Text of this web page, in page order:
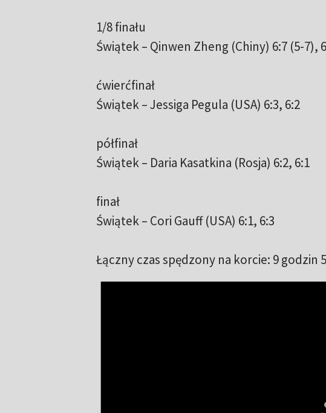
1/8 finału
Świątek – Qinwen Zheng (Chiny) 6:7 (5-7),
ćwierćfinał
Świątek – Jessiga Pegula (USA) 6:3, 6:2
półfinał
Świątek – Daria Kasatkina (Rosja) 6:2, 6:1
finał
Świątek – Cori Gauff (USA) 6:1, 6:3
Łączny czas spędzony na korcie: 9 godzin